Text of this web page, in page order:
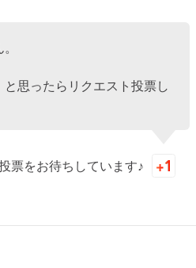
と思ったらリクエスト投票し
票をお待ちしています♪